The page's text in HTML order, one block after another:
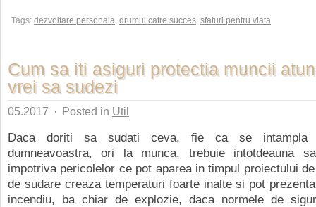
Tags: dezvoltare personala, drumul catre succes, sfaturi pentru viata
Cum sa iti asiguri protectia muncii
vrei sa sudezi
05.2017 · Posted in Util
Daca doriti sa sudati ceva, fie ca se intampla
dumneavoastra, ori la munca, trebuie intotdeauna
impotriva pericolelor ce pot aparea in timpul proiectului
de sudare creaza temperaturi foarte inalte si pot
incendiu, ba chiar de explozie, daca normele de